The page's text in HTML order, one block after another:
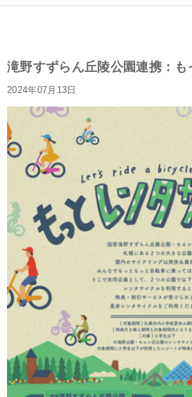
滝野すずらん丘陵公園連携：
2024年07月13日